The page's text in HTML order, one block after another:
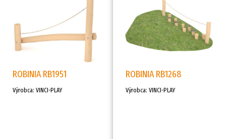
ROBINIA RB1951
Výrobca: VINCI-PLAY
ROBINIA RB1268
Výrobca: VINCI-PLAY